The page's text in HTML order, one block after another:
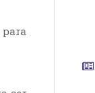
para